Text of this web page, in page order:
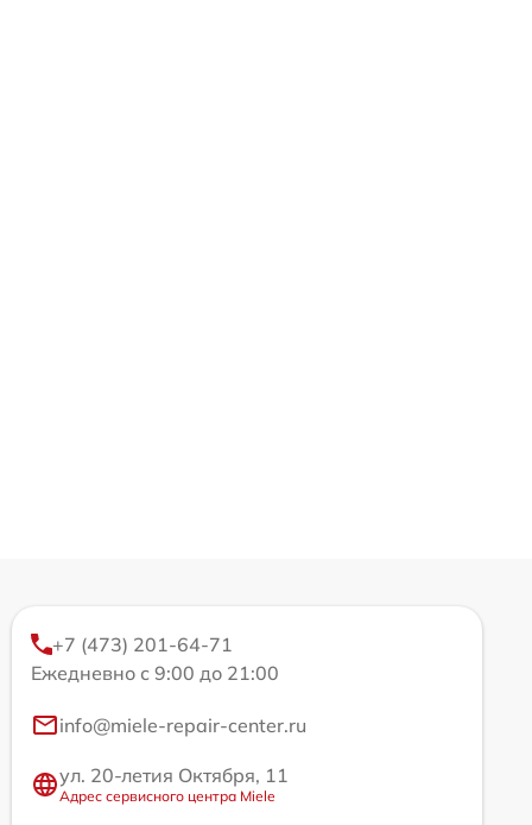
+7 (473) 201-64-71
Ежедневно с 9:00 до 21:00
info@miele-repair-center.ru
ул. 20-летия Октября, 11
Адрес сервисного центра Miele